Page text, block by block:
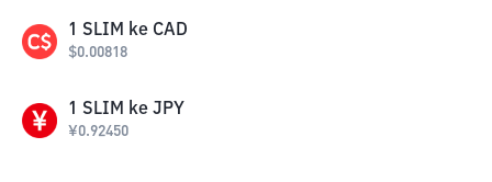
1 SLIM ke CAD
$0.00818
1 SLIM ke JPY
¥0.92450